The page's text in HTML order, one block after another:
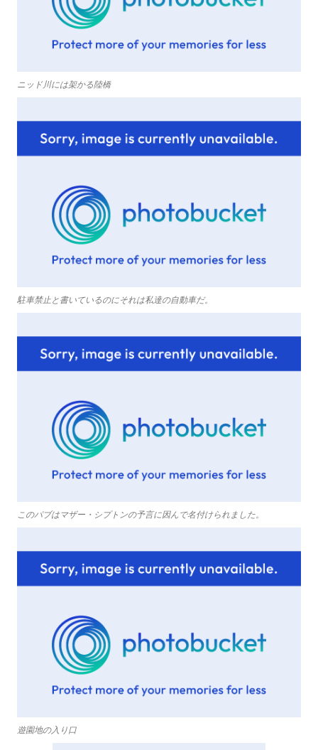
ニッド川には架かる陸橋
駐車禁止と書いているのにそれは私達の自動車だ。
このパブはマザー・シプトンの予言に因んで名付けられました。
遊園地の入り口